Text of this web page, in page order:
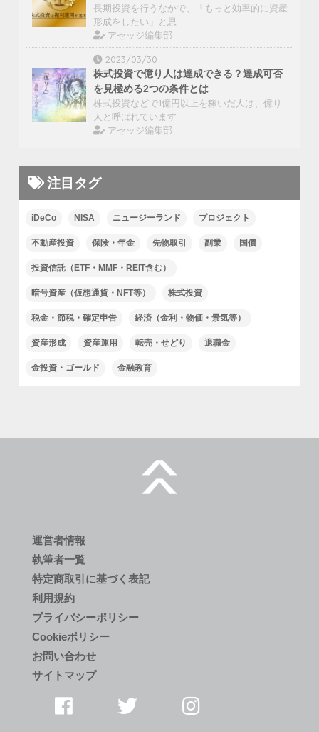
長期投資を行うなかで、「もっと効率的に資産
形成をしたい」と思
アセッジ編集部
2023/03/30
株式投資で億り人は達成できる？達成可否
を見極める2つの条件とは
株式投資などで1億円以上を稼いだ人は、億り
人と呼ばれています
アセッジ編集部
注目タグ
iDeCo NISA ニュージーランド プロジェクト
不動産投資 保険・年金 先物取引 副業 国債
投資信託（ETF・MMF・REIT含む）
暗号資産（仮想通貨・NFT等） 株式投資
税金・節税・確定申告 経済（金利・物価・景気等）
資産形成 資産運用 転売・せどり 退職金
金投資・ゴールド 金融教育
運営者情報
執筆者一覧
特定商取引に基づく表記
利用規約
プライバシーポリシー
Cookieポリシー
お問い合わせ
サイトマップ